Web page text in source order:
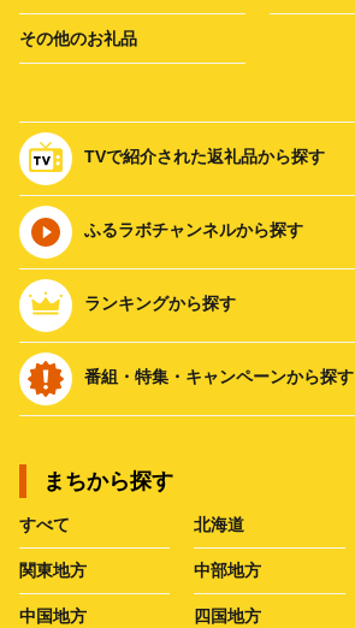
その他のお礼品
TVで紹介された返礼品から探す
ふるラボチャンネルから探す
ランキングから探す
番組・特集・キャンペーンから探す
まちから探す
すべて 北海道
関東地方 中部地方
中国地方 四国地方